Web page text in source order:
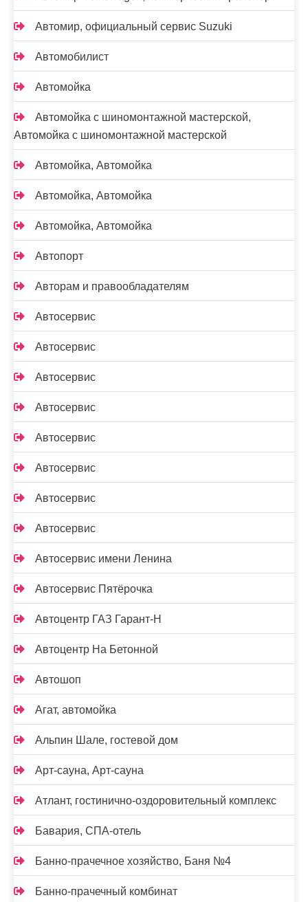
Автомир, официальный сервис Suzuki
Автомобилист
Автомойка
Автомойка с шиномонтажной мастерской,
Автомойка с шиномонтажной мастерской
Автомойка, Автомойка
Автомойка, Автомойка
Автомойка, Автомойка
Автопорт
Авторам и правообладателям
Автосервис
Автосервис
Автосервис
Автосервис
Автосервис
Автосервис
Автосервис
Автосервис
Автосервис имени Ленина
Автосервис Пятёрочка
Автоцентр ГАЗ Гарант-Н
Автоцентр На Бетонной
Автошоп
Агат, автомойка
Альпин Шале, гостевой дом
Арт-сауна, Арт-сауна
Атлант, гостинично-оздоровительный комплекс
Бавария, СПА-отель
Банно-прачечное хозяйство, Баня №4
Банно-прачечный комбинат